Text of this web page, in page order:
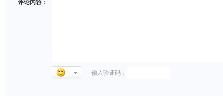
评论内容：
输入验证码：